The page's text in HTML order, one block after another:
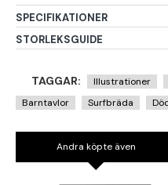
SPECIFIKATIONER
STORLEKSGUIDE
TAGGAR: Illustrationer
Barntavlor
Surfbräda
Andra köpte även